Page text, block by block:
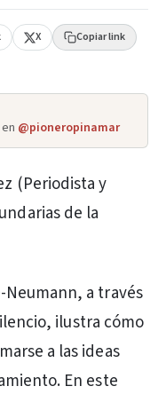
X Copiar link
@pioneropinamar
(Periodista y
de la
a través
ilustra cómo
a las ideas
En este